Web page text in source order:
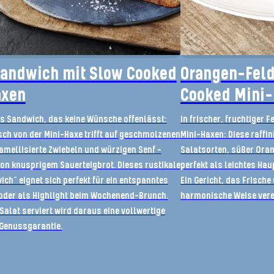
mit Slow Cooked
Sandwich, das keine Wünsche offenlässt:
von der Mini-Haxe trifft auf geschmolzenen
Zwiebeln und würzigen Senf –
knusprigem Sauerteigbrot. Dieses rustikale
eignet sich perfekt für ein entspanntes
als Highlight beim Wochenend-Brunch.
serviert wird daraus eine vollwertige
Orangen-
Cooked
in frischer, fruchtiger
Mini-Haxen: Diese
Salatsorten, süßer
perfekt als leichtes
Ein Gericht, das
harmonische Weise